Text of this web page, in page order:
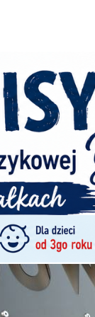
SOK z
nowe